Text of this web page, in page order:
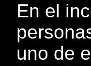
En el
uno de